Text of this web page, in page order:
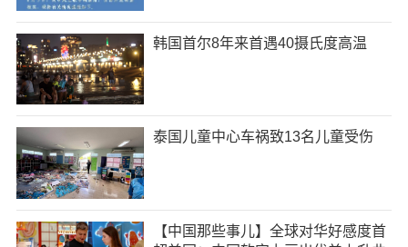
韩国首尔8年来首遇40摄氏度高温
泰国儿童中心车祸致13名儿童受伤
【中国那些事儿】全球对华好感度首